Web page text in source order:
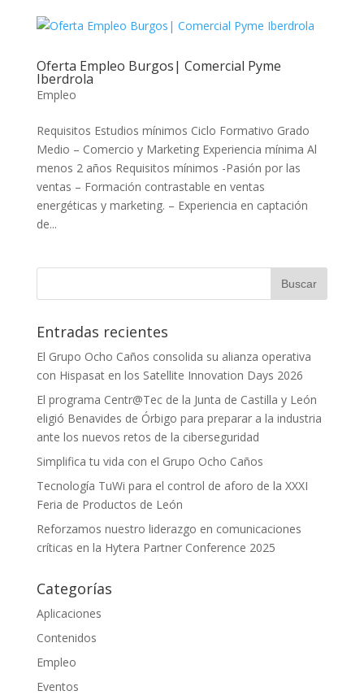
Oferta Empleo Burgos| Comercial Pyme
Iberdrola
Empleo
Requisitos Estudios mínimos Ciclo Formativo Grado
Medio – Comercio y Marketing Experiencia mínima Al
menos 2 años Requisitos mínimos -Pasión por las
ventas – Formación contrastable en ventas
energéticas y marketing. – Experiencia en captación
de...
Entradas recientes
El Grupo Ocho Caños consolida su alianza operativa
con Hispasat en los Satellite Innovation Days 2026
El programa Centr@Tec de la Junta de Castilla y León
eligió Benavides de Órbigo para preparar a la industria
ante los nuevos retos de la ciberseguridad
Simplifica tu vida con el Grupo Ocho Caños
Tecnología TuWi para el control de aforo de la XXXI
Feria de Productos de León
Reforzamos nuestro liderazgo en comunicaciones
críticas en la Hytera Partner Conference 2025
Categorías
Aplicaciones
Contenidos
Empleo
Eventos